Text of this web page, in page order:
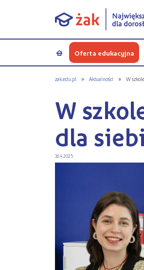
a Oferta edukacyjna
zak.edu.pl » Aktualności » W
W
dla
16.4.2025